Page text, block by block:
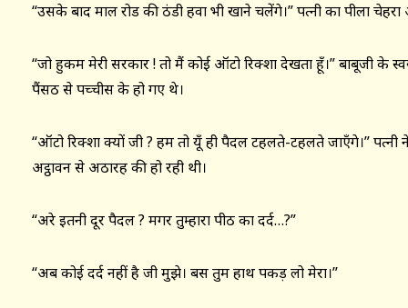
“उसके बाद माल रोड की ठंडी हवा भी खाने चलेंगे।” पत्नी का पीला चेहरा
“जो हुकम मेरी सरकार ! तो मैं कोई ऑटो रिक्शा देखता हूँ।” बाबूजी के
पैंसठ से पच्चीस के हो गए थे।
“ऑटो रिक्शा क्यों जी ? हम तो यूँ ही पैदल टहलते-टहलते जाएँगे।”
अट्ठावन से अठारह की हो रही थी।
“अरे इतनी दूर पैदल ? मगर तुम्हारा पीठ का दर्द…?”
“अब कोई दर्द नहीं है जी मुझे। बस तुम हाथ पकड़ लो मेरा।”